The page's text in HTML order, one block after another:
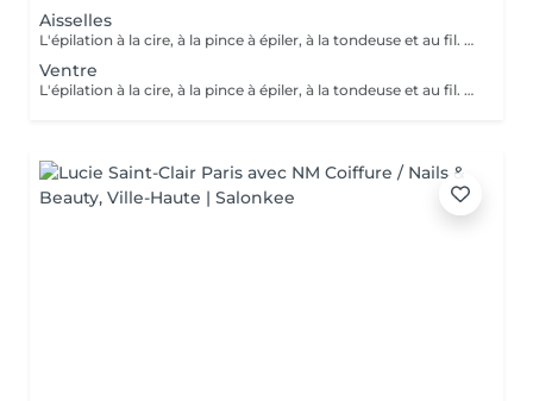
Aisselles
L'épilation à la cire, à la pince à épiler, à la tondeuse et au fil. Toutes nos techniques d'épilation vous garantissent un résultat net et durable. En fin de séance, quelque soit la technique d'épilation choisie, nous utilisons systématiquement une pince à épiler, pour un résultat parfait.
Ventre
L'épilation à la cire, à la pince à épiler, à la tondeuse et au fil. Toutes nos techniques d'épilation vous garantissent un résultat net et durable. En fin de séance, quelque soit la technique d'épilation choisie, nous utilisons systématiquement une pince à épiler, pour un résultat parfait.